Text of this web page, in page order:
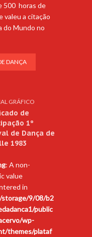
500 horas de
valeu a citação
do Mundo no
DANÇA
GRÁFICO
de
1º
de Dança de
1983
: A non-
value
in
storage/9/08/b2
public
wp-
themes/plataf